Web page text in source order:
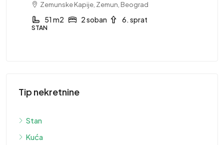
Zemunske Kapije, Zemun, Beograd
51 m2 2 soban 6. sprat
STAN
Tip nekretnine
Stan
Kuća